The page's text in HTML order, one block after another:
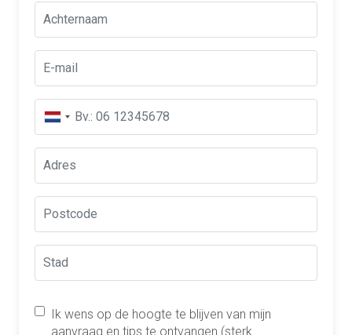
Ik wens op de hoogte te blijven van mijn
aanvraag en tips te ontvangen (sterk